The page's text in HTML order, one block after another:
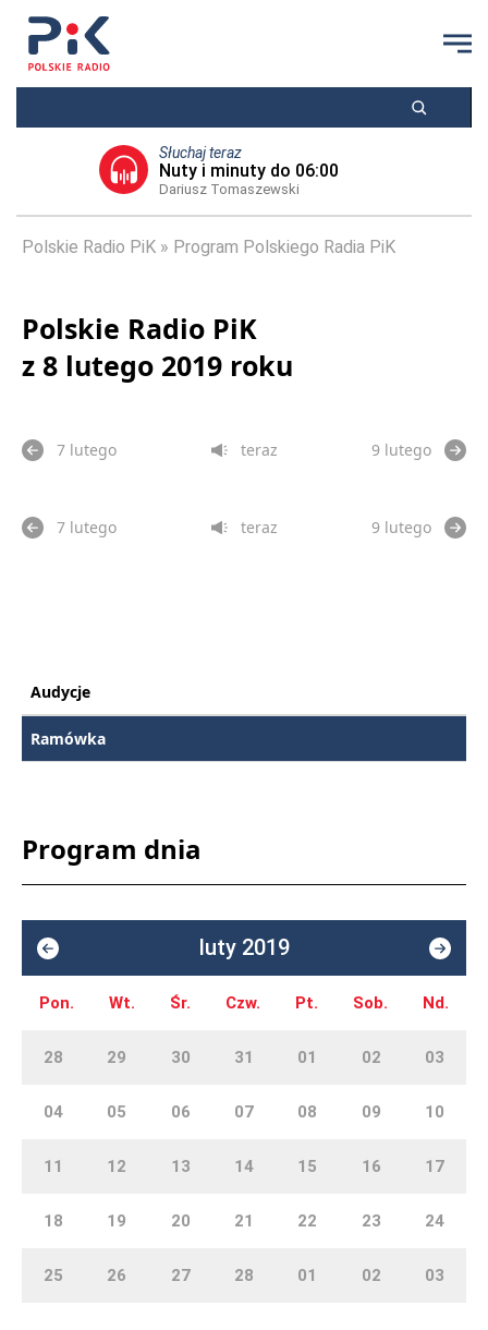
Słuchaj teraz
Nuty i minuty do 06:00
Dariusz Tomaszewski
Polskie Radio PiK Program Polskiego Radia PiK
Polskie Radio PiK
z 8 lutego 2019 roku
7 lutego teraz 9 lutego
7 lutego teraz 9 lutego
Audycje
Ramówka
Program dnia
luty 2019
Pon. Wt. Śr. Czw. Pt. Sob. Nd.
28 29 30 31 01 02 03
04 05 06 07 08 09 10
11 12 13 14 15 16 17
18 19 20 21 22 23 24
25 26 27 28 01 02 03